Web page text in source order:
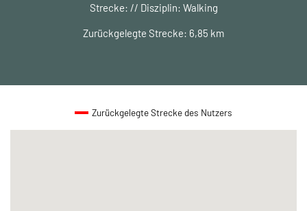
Strecke: // Disziplin: Walking
Zurückgelegte Strecke: 6,85 km
Zurückgelegte Strecke des Nutzers